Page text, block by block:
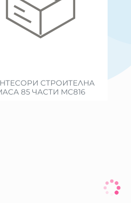
СТРОИТЕЛНА
85 ЧАСТИ MC816